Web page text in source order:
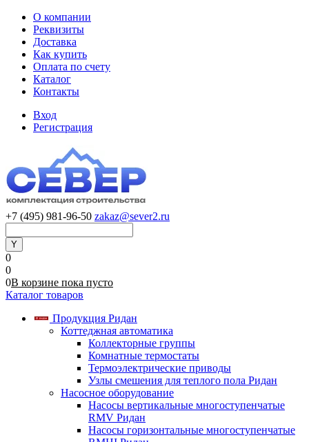
О компании
Реквизиты
Доставка
Как купить
Оплата по счету
Каталог
Контакты
Вход
Регистрация
+7 (495) 981-96-50 zakaz@sever2.ru
0
0
0В корзине пока пусто
Каталог товаров
Продукция Ридан
Коттеджная автоматика
Коллекторные группы
Комнатные термостаты
Термоэлектрические приводы
Узлы смешения для теплого пола Ридан
Насосное оборудование
Насосы вертикальные многоступенчатые
RMV Ридан
Насосы горизонтальные многоступенчатые